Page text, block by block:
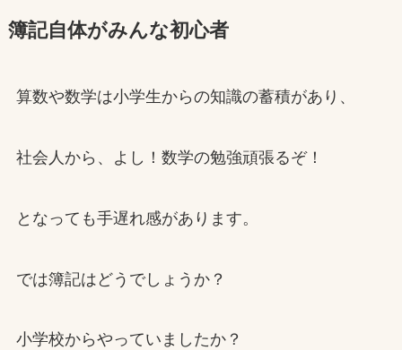
簿記自体がみんな初心者
算数や数学は小学生からの知識の蓄積があり、
社会人から、よし！数学の勉強頑張るぞ！
となっても手遅れ感があります。
では簿記はどうでしょうか？
小学校からやっていましたか？